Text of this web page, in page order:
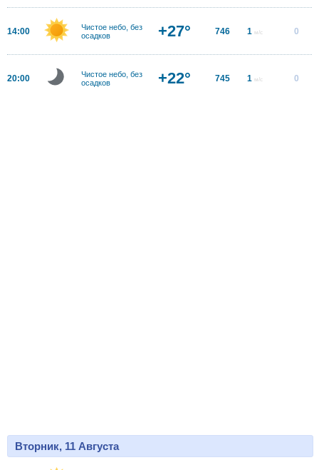
14:00
Чистое небо, без
осадков
+27° 746 1 м/с 0
20:00
Чистое небо, без
осадков
+22° 745 1 м/с 0
Вторник, 11 Августа